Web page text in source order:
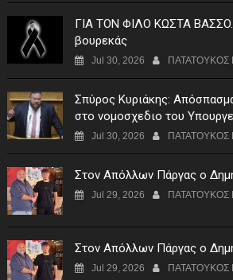
ΓIA TON ΦIΛO KΩΣTA
βουρεκάς
Jul 30, 2026 ΠΑΤΑΤΟΥΚΟΣ
Σπύρος Κυριάκης:
στο νομοσχεδιο του
Jul 30, 2026 ΠΑΤΑΤΟΥΚΟΣ
Στον Απόλλων Πάργας ο
Jul 29, 2026 ΠΑΤΑΤΟΥΚΟΣ
Στον Απόλλων Πάργας ο
Jul 29, 2026 ΠΑΤΑΤΟΥΚΟΣ